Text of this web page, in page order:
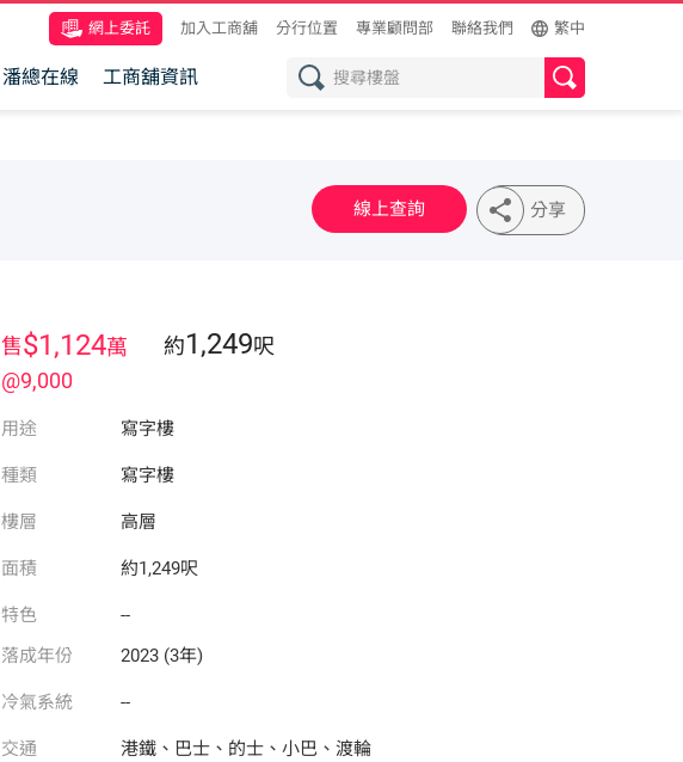
網上委託 加入工商舖 分行位置 專業顧問部 聯絡我們 繁中
潘總在線 工商舖資訊
線上查詢 分享
售$1,124萬
@9,000
約1,249呎
用途 寫字樓
種類 寫字樓
樓層 高層
面積 約1,249呎
特色
--
落成年份
2023 (3年)
冷氣系統 --
交通 港鐵、巴士、的士、小巴、渡輪